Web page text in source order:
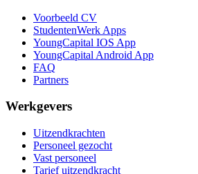
Voorbeeld CV
StudentenWerk Apps
YoungCapital IOS App
YoungCapital Android App
FAQ
Partners
Werkgevers
Uitzendkrachten
Personeel gezocht
Vast personeel
Tarief uitzendkracht